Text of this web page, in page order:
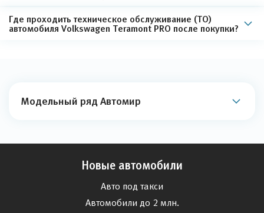
Где проходить техническое обслуживание (ТО)
автомобиля Volkswagen Teramont PRO после покупки?
Модельный ряд Автомир
Новые автомобили
Авто под такси
Автомобили до 2 млн.